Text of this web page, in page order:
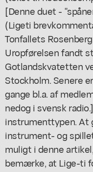
[Denne duet -
(Ligeti
Tonfallets
Uropførelsen fandt
Gotlandskvatetten
Stockholm. Senere
gange bl.a. af
nedog i svensk
instrumenttypen. At
instrument- og
muligt i denne
bemærke, at Lige-ti